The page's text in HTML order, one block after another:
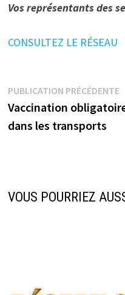
Vos représentants des
CONSULTEZ LE RÉSEAU
Navigation
de
PUBLICATION PRÉCÉDENTE
Vaccination
dans les transports
VOUS POURRIEZ